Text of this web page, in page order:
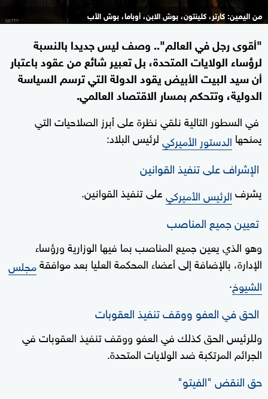
من اليمين: كارتر، كلينتون، بوش الابن، أوباما، بوش الأب
"أقوى رجل في العالم".. وصف ليس جديدا بالنسبة
لرؤساء الولايات المتحدة، بل تعبير شائع من عقود باعتبار
أن سيد البيت الأبيض يقود الدولة التي ترسم السياسة
الدولية، وتتحكم بمسار الاقتصاد العالمي.
في السطور التالية نلقي نظرة على أبرز الصلاحيات التي
يمنحها الدستور الأميركيلرئيس البلاد:
الإشراف على تنفيذ القوانين
يشرفالرئيس الأميركيعلى تنفيذ القوانين.
تعيين جميع المناصب
وهو الذي يعين جميع المناصب بما فيها الوزارية ورؤساء
الإدارة، بالإضافة إلى أعضاء المحكمة العليا بعد موافقةمجلس
الشيوخ.
الحق في العفو ووقف تنفيذ العقوبات
وللرئيس الحق كذلك في العفو ووقف تنفيذ العقوبات في
الجرائم المرتكبة ضد الولايات المتحدة.
حق النقض "الفيتو"